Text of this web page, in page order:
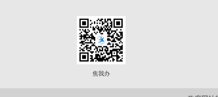
焦我办